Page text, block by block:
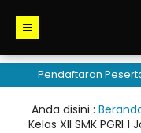
Pendaftaran Peserta
Anda disini :
Kelas XII SMK PGRI